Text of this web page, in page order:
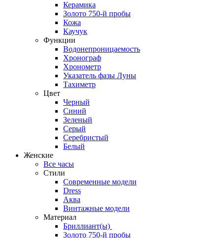
Керамика
Золото 750-й пробы
Кожа
Каучук
Функции
Водонепроницаемость
Хронограф
Хронометр
Указатель фазы Луны
Тахиметр
Цвет
Черный
Синий
Зеленый
Серый
Серебристый
Белый
Женские
Все часы
Стили
Современные модели
Dress
Аква
Винтажные модели
Материал
Бриллиант(ы)
Золото 750-й пробы